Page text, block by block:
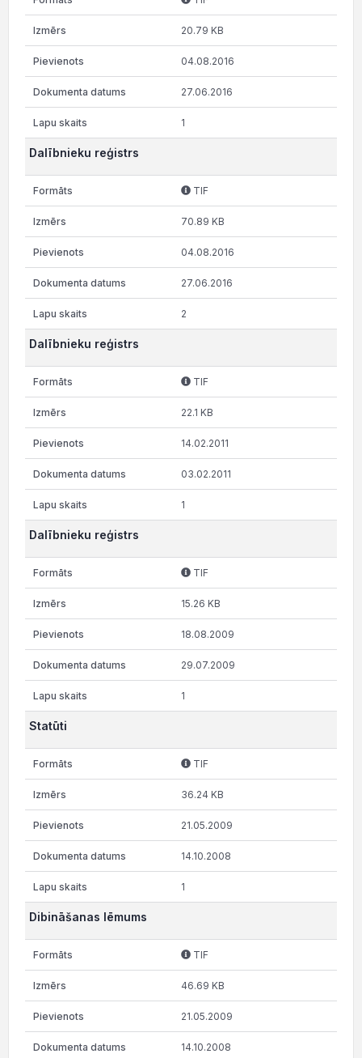
20.79 KB
04.08.2016
27.06.2016
1
Dalībnieku reģistrs
TIF
70.89 KB
04.08.2016
27.06.2016
2
Dalībnieku reģistrs
TIF
22.1 KB
14.02.2011
03.02.2011
1
Dalībnieku reģistrs
TIF
15.26 KB
18.08.2009
29.07.2009
1
Statūti
TIF
36.24 KB
21.05.2009
14.10.2008
1
Dibināšanas lēmums
TIF
46.69 KB
21.05.2009
14.10.2008